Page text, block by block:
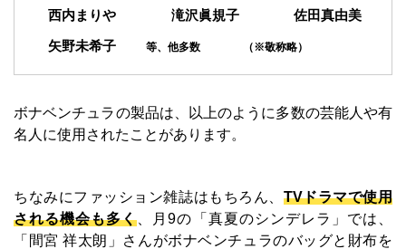
西内まりや 滝沢眞規子 佐田真由美
矢野未希子 等、他多数 （※敬称略）
ボナベンチュラの製品は、以上のように多数の芸能人や有
名人に使用されたことがあります。
ちなみにファッション雑誌はもちろん、 TVドラマで使用
される機会も多く 、月9の「真夏のシンデレラ」では、
「間宮 祥太朗」さんがボナベンチュラのバッグと財布を